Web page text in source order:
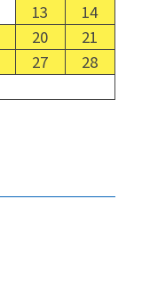
13
14
20
21
27
28